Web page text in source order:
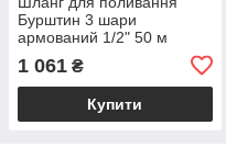
Бурштин 3 шари
армований 1/2" 50 м
1 061 ₴
Купити